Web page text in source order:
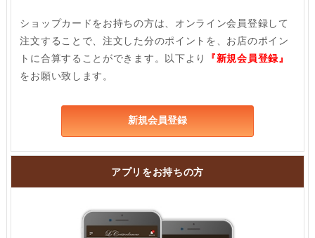
ショップカードをお持ちの方は、オンライン会員登録して
注文することで、注文した分のポイントを、お店のポイン
トに合算することができます。以下より 『新規会員登録』
をお願い致します。
新規会員登録
アプリをお持ちの方